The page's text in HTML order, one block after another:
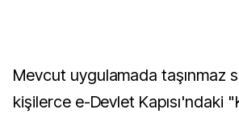
Mevcut uygulamada taşınmaz
kişilerce e-Devlet Kapısı'ndaki